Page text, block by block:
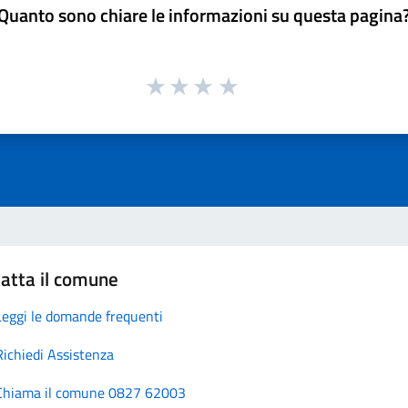
sono chiare le informazioni su questa
il comune
le domande frequenti
Assistenza
il comune 0827 62003